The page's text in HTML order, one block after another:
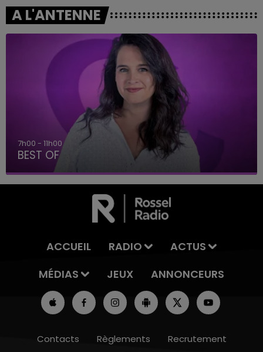
A L'ANTENNE
7h00 - 11h00
BEST OF
ACCUEIL RADIO
ACTUS
MÉDIAS
JEUX ANNONCEURS
Contacts Règlements Recrutement